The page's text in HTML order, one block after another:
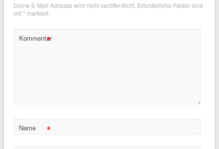
Deine E-Mail-Adresse wird nicht veröffentlicht. Erforderliche Felder sind
mit* markiert
Kommentar
*
Name *